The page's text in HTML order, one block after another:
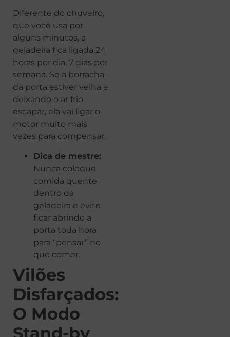
Diferente do chuveiro,
que você usa por
alguns minutos, a
geladeira fica ligada 24
horas por dia, 7 dias por
semana. Se a borracha
da porta estiver velha e
deixando o ar frio
escapar, ela vai ligar o
motor muito mais
vezes para compensar.
Dica de mestre:
Nunca coloque
comida quente
dentro da
geladeira e evite
ficar abrindo a
porta toda hora
para “pensar” no
que comer.
Vilões
Disfarçados:
O Modo
Stand-by